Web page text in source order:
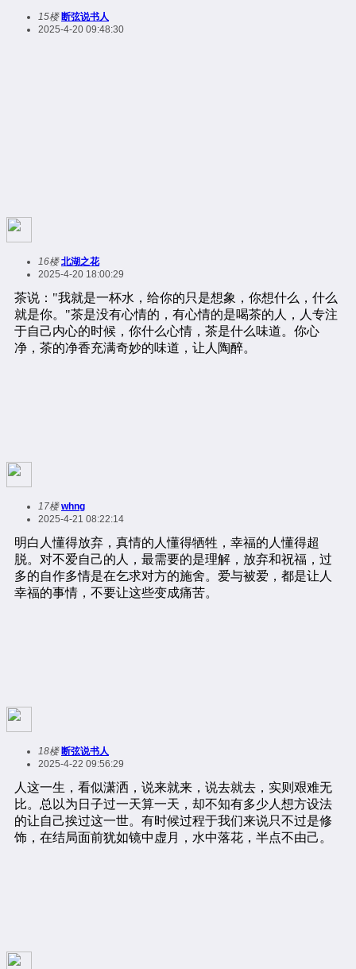
15楼 断弦说书人
2025-4-20 09:48:30
16楼 北湖之花
2025-4-20 18:00:29
17楼 whng
2025-4-21 08:22:14
18楼 断弦说书人
2025-4-22 09:56:29